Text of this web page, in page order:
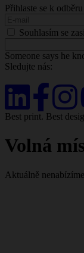
Přihlaste se k
Souhlasím se
Someone says he
Sledujte nás:
Best print. Best
Volná
Aktuálně